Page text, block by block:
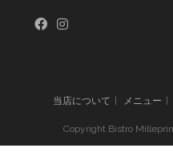
当店について メニュー
Copyright Bistro